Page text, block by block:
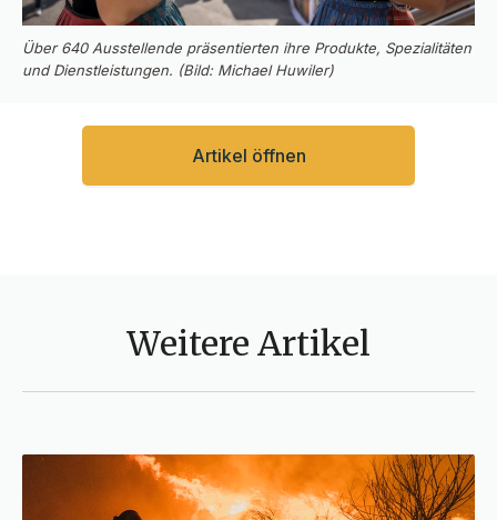
Über 640 Ausstellende präsentierten ihre Produkte, Spezialitäten
und Dienstleistungen. (Bild: Michael Huwiler)
Artikel öffnen
Weitere Artikel